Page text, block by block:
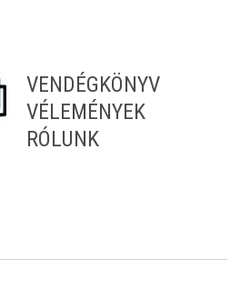
VENDÉGKÖNYV
VÉLEMÉNYEK
RÓLUNK